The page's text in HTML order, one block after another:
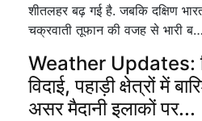
शीतलहर बढ़ गई है. जबकि दक्षिण
चक्रवाती तूफान की वजह से भारी ब…
Weather Updates:
विदाई, पहाड़ी क्षेत्रों में
असर मैदानी इलाकों पर...